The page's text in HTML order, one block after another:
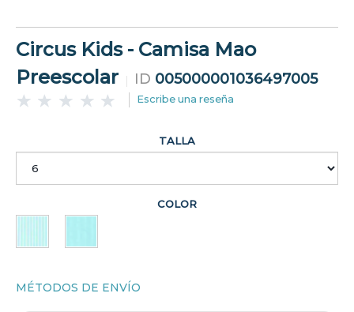
Circus Kids - Camisa Mao
Preescolar
ID 005000001036497005
Escribe una reseña
TALLA
COLOR
MÉTODOS DE ENVÍO